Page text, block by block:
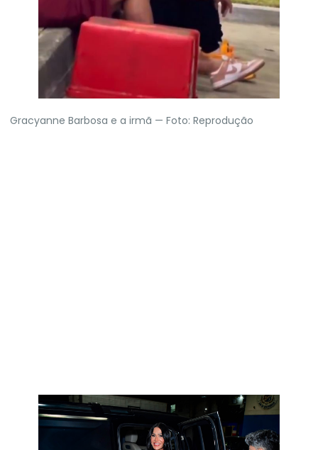
Gracyanne Barbosa e a irmã — Foto: Reprodução